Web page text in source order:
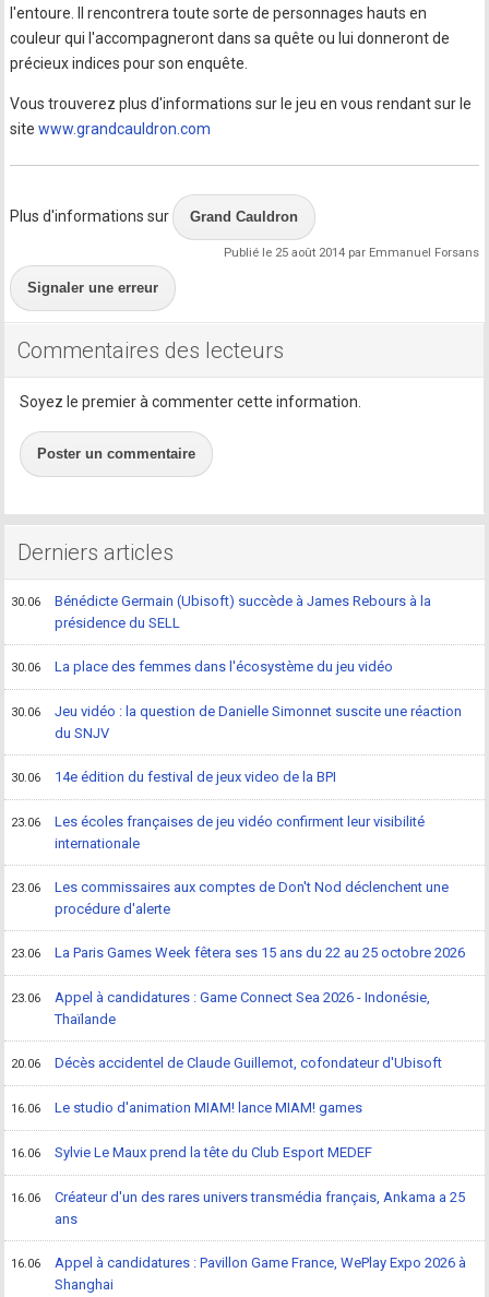
l'entoure. Il rencontrera toute sorte de personnages hauts en
couleur qui l'accompagneront dans sa quête ou lui donneront de
précieux indices pour son enquête.
Vous trouverez plus d'informations sur le jeu en vous rendant sur le
sitewww.grandcauldron.com
Plus d'informations sur Grand Cauldron
Publié le 25 août 2014 par Emmanuel Forsans
Signaler une erreur
Commentaires des lecteurs
Soyez le premier à commenter cette information.
Poster un commentaire
Derniers articles
30.06
Bénédicte Germain (Ubisoft) succède à James Rebours à la
présidence du SELL
30.06 La place des femmes dans l'écosystème du jeu vidéo
30.06
Jeu vidéo : la question de Danielle Simonnet suscite une réaction
du SNJV
30.06 14e édition du festival de jeux video de la BPI
23.06
Les écoles françaises de jeu vidéo confirment leur visibilité
internationale
23.06
Les commissaires aux comptes de Don't Nod déclenchent une
procédure d'alerte
23.06 La Paris Games Week fêtera ses 15 ans du 22 au 25 octobre 2026
23.06
Appel à candidatures : Game Connect Sea 2026 - Indonésie,
Thaïlande
20.06 Décès accidentel de Claude Guillemot, cofondateur d'Ubisoft
16.06 Le studio d'animation MIAM! lance MIAM! games
16.06 Sylvie Le Maux prend la tête du Club Esport MEDEF
16.06
Créateur d'un des rares univers transmédia français, Ankama a 25
ans
16.06
Appel à candidatures : Pavillon Game France, WePlay Expo 2026 à
Shanghai